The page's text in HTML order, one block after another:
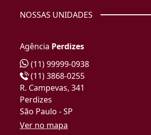
NOSSAS UNIDADES
Agência Perdizes
(11) 99999-0938
(11) 3868-0255
R. Campevas, 341
Perdizes
São Paulo - SP
Ver no mapa